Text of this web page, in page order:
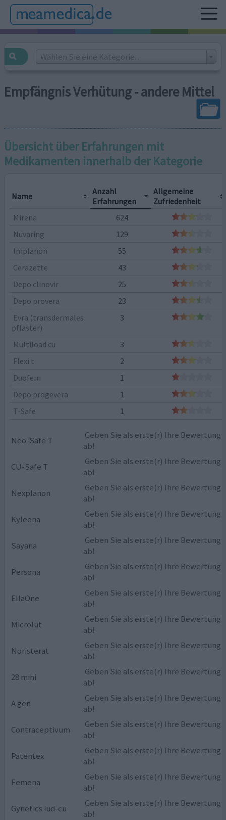
Wählen Sie eine Kategorie...
Empfängnis Verhütung - andere Mittel
Übersicht über Erfahrungen mit
Medikamenten innerhalb der Kategorie
Name
Anzahl
Erfahrungen
Allgemeine
Zufriedenheit
Mirena
624
Nuvaring
129
Implanon
55
Cerazette
43
Depo clinovir
25
Depo provera
23
Evra (transdermales
pflaster)
3
Multiload cu
3
Flexi t
2
Duofem
1
Depo progevera
1
T-Safe
1
Neo-Safe T
Geben Sie als erste(r) Ihre Bewertung
ab!
CU-Safe T
Geben Sie als erste(r) Ihre Bewertung
ab!
Nexplanon
Geben Sie als erste(r) Ihre Bewertung
ab!
Kyleena
Geben Sie als erste(r) Ihre Bewertung
ab!
Sayana
Geben Sie als erste(r) Ihre Bewertung
ab!
Persona
Geben Sie als erste(r) Ihre Bewertung
ab!
EllaOne
Geben Sie als erste(r) Ihre Bewertung
ab!
Microlut
Geben Sie als erste(r) Ihre Bewertung
ab!
Noristerat
Geben Sie als erste(r) Ihre Bewertung
ab!
28 mini
Geben Sie als erste(r) Ihre Bewertung
ab!
A gen
Geben Sie als erste(r) Ihre Bewertung
ab!
Contraceptivum
Geben Sie als erste(r) Ihre Bewertung
ab!
Patentex
Geben Sie als erste(r) Ihre Bewertung
ab!
Femena
Geben Sie als erste(r) Ihre Bewertung
ab!
Gynetics iud-cu
Geben Sie als erste(r) Ihre Bewertung
ab!